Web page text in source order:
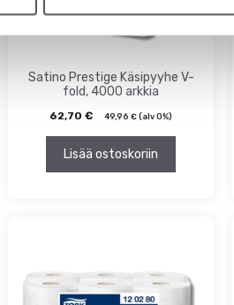
Satino Prestige Käsipyyhe V-
fold, 4000 arkkia
62,70€ 49,96€ (alv 0%)
Lisää ostoskoriin